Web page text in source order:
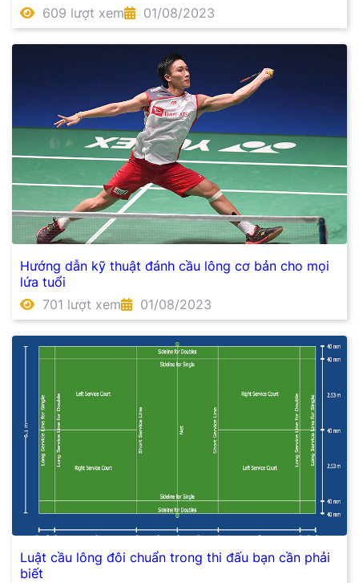
609 lượt xem
01/08/2023
Hướng dẫn kỹ thuật đánh cầu lông cơ bản cho mọi
lứa tuổi
701 lượt xem
01/08/2023
Luật cầu lông đôi chuẩn trong thi đấu bạn cần phải
biết